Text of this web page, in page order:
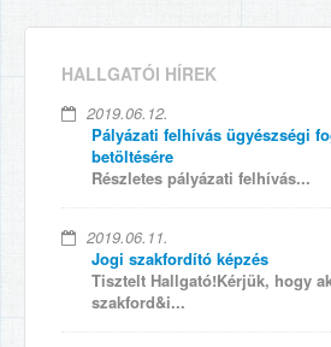
HALLGATÓI HÍREK
2019.06.12.
Pályázati felhívás ügyészségi
betöltésére
Részletes pályázati felhívás...
2019.06.11.
Jogi szakfordító képzés
Tisztelt Hallgató!Kérjük, hogy
szakford&i...